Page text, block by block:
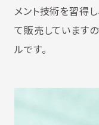
メント技術を習得
て販売しています
ルです。